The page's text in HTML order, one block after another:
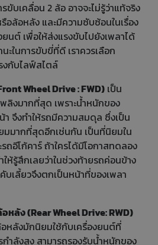
บเคลื่อน 2 ล้อ อาจจะไม่รู้ว่าแท้จริง
อล้อหลัง และมีความซับซ้อนในเรื่อง
นต์ เพื่อให้ส่งแรงขับไปยังเพลาได้
ะในการขับขี่ที่ดี เราควรเลือก
งกับไลฟ์สไตล์
Wheel Drive : FWD) เป็น
ลิงมากที่สุด เพราะน้ำหนักของ
า จึงทำให้รถมีความสมดุล ซึ่งเป็น
มมากที่สุดอีกเช่นกัน เป็นที่นิยมใน
อีโก้คาร์ ถ้าใครได้มีโอกาสทดลอง
ให้รู้สึกเลยว่าในช่วงท้ายรถค่อนข้าง
บเลี้ยวจึงตกเป็นหน้าที่ของเพลา
หลัง (Rear Wheel Drive: RWD)
หลังมักนิยมใช้กับเครื่องยนต์ที่
ำลังสูง สามารถรองรับน้ำหนักของ